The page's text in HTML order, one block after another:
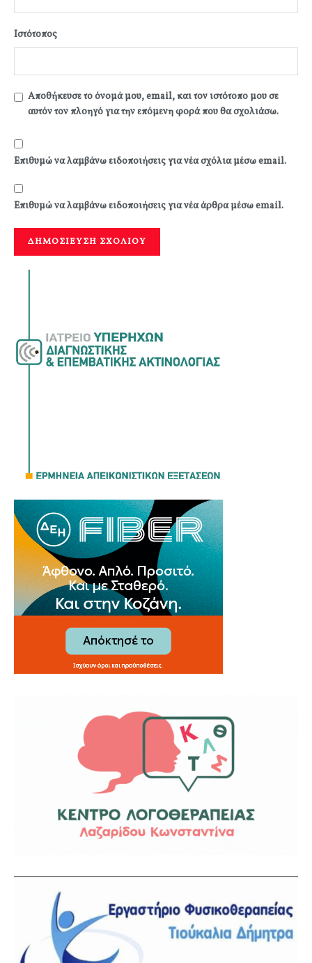
Ιστότοπος
Αποθήκευσε το όνομά μου, email, και τον ιστότοπο μου σε
αυτόν τον πλοηγό για την επόμενη φορά που θα σχολιάσω.
Επιθυμώ να λαμβάνω ειδοποιήσεις για νέα σχόλια μέσω email.
Επιθυμώ να λαμβάνω ειδοποιήσεις για νέα άρθρα μέσω email.